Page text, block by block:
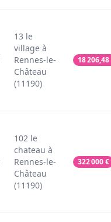
13 le
village à
Rennes-le-
Château
(11190)
18 206,48
102 le
chateau à
Rennes-le-
Château
(11190)
322 000€